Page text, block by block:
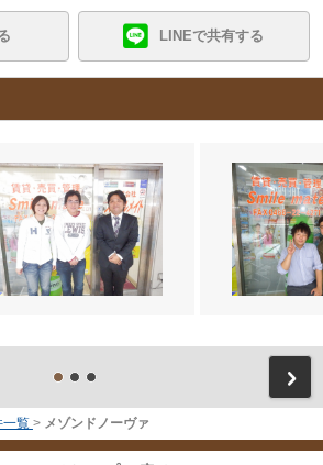
LINEで共有する
一覧 > メゾンドノーヴァ